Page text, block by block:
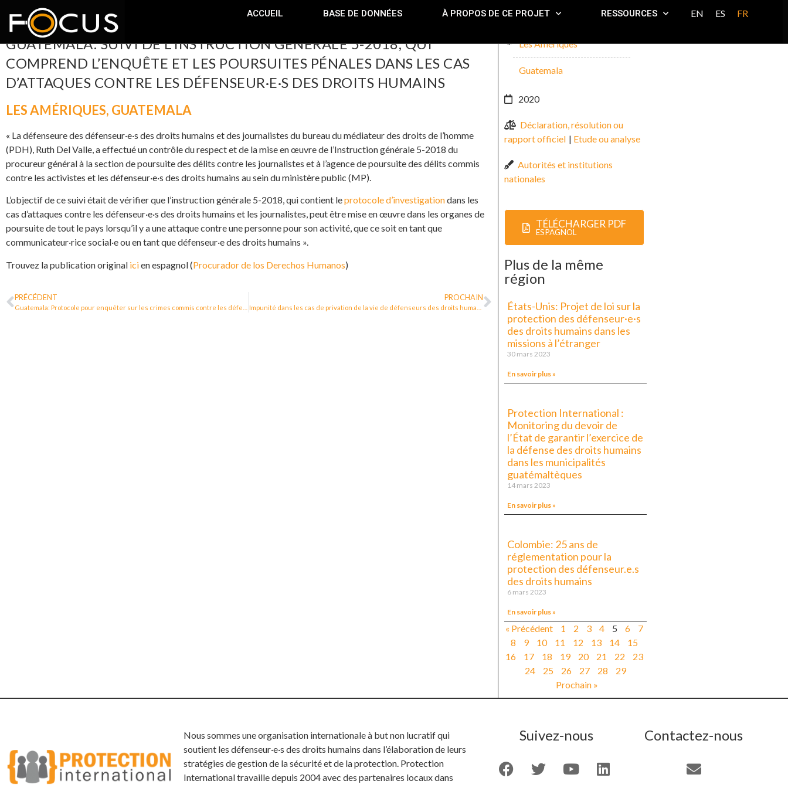
ACCUEIL BASE DE DONNÉES À PROPOS DE CE PROJET RESSOURCES EN ES FR
GUATEMALA: SUIVI DE L’INSTRUCTION GÉNÉRALE 5-2018, QUI
COMPREND L’ENQUÊTE ET LES POURSUITES PÉNALES DANS LES CAS
D’ATTAQUES CONTRE LES DÉFENSEUR·E·S DES DROITS HUMAINS
LES AMÉRIQUES, GUATEMALA
« La défenseure des défenseur·e·s des droits humains et des journalistes du bureau du médiateur des droits de l’homme
(PDH), Ruth Del Valle, a effectué un contrôle du respect et de la mise en œuvre de l’Instruction générale 5-2018 du
procureur général à la section de poursuite des délits contre les journalistes et à l’agence de poursuite des délits commis
contre les activistes et les défenseur·e·s des droits humains au sein du ministère public (MP).
L’objectif de ce suivi était de vérifier que l’instruction générale 5-2018, qui contient leprotocole d’investigationdans les
cas d’attaques contre les défenseur·e·s des droits humains et les journalistes, peut être mise en œuvre dans les organes de
poursuite de tout le pays lorsqu’il y a une attaque contre une personne pour son activité, que ce soit en tant que
communicateur·rice social·e ou en tant que défenseur·e des droits humains ».
Trouvez la publication original icien espagnol (Procurador de los Derechos Humanos)
PRÉCÉDENT PROCHAIN
Les Amériques
Guatemala
2020
Déclaration, résolution ou
rapport officiel | Etude ou analyse
Autorités et institutions
nationales
TÉLÉCHARGER PDF
ESPAGNOL
Plus de la même
région
États-Unis: Projet de loi sur la
protection des défenseur·e·s
des droits humains dans les
missions à l’étranger
30 mars 2023
En savoir plus »
Protection International :
Monitoring du devoir de
l’État de garantir l’exercice de
la défense des droits humains
dans les municipalités
guatémaltèques
14 mars 2023
En savoir plus »
Colombie: 25 ans de
réglementation pour la
protection des défenseur.e.s
des droits humains
6 mars 2023
En savoir plus »
« Précédent 1 2 3 4 5 6
7
8
9 10 11 12 13 14
15
16
17 18 19 20 21 22
23
24
25 26 27 28
29
Prochain »
Nous sommes une organisation internationale à but non lucratif qui
soutient les défenseur·e·s des droits humains dans l’élaboration de leurs
stratégies de gestion de la sécurité et de la protection. Protection
International travaille depuis 2004 avec des partenaires locaux dans
Suivez-nous Contactez-nous